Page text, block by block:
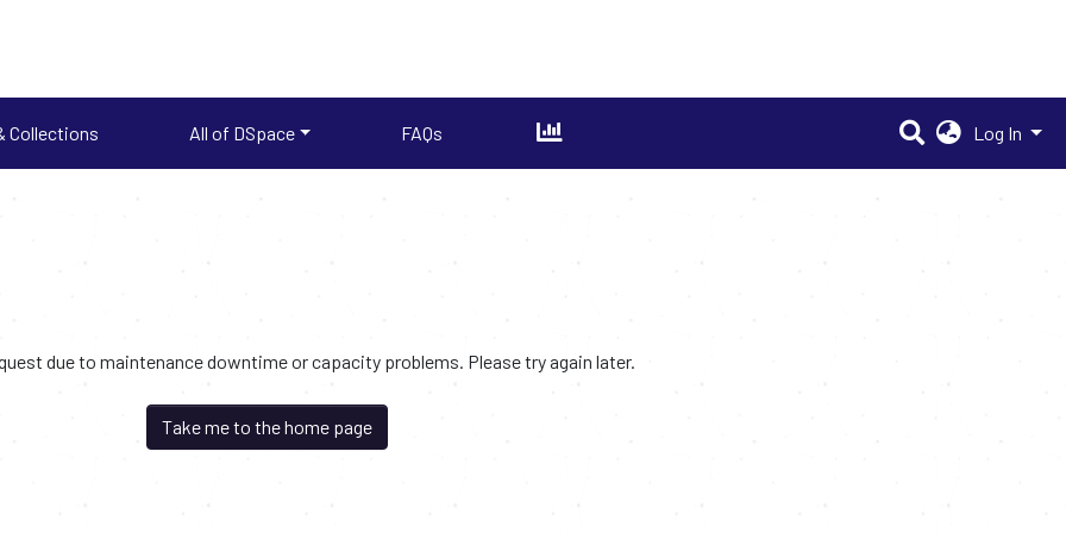
Collections All of DSpace FAQs Log In
due to maintenance downtime or capacity problems. Please try again later.
Take me to the home page